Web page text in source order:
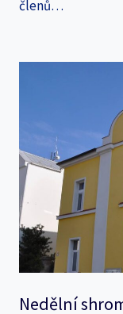
členů…
Nedělní